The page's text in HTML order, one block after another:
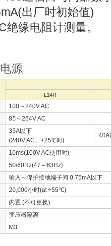
出厂时初始值)
缘电阻计测量。
源
L14R
100～240V AC
85～264V AC
35A以下
(240V AC、+25℃时)
40A
10ms(100V AC使用时)
50/60Hz(47～63Hz)
输入～保护接地端子间 0.75mA以下
20,000小时(at +55℃)
内置 (不可更换)
变压器隔离
M3